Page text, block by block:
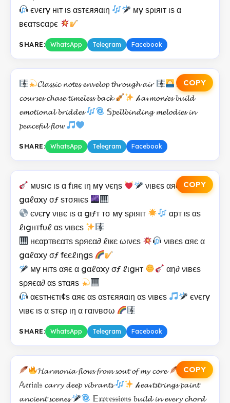
єνєry нιт ιѕ αѕтєяяαιη
мy ѕριяιт ιѕ α
вєαтѕcαρє
SHARE: WhatsApp Telegram Facebook
COPY
𝓒𝓵𝓪𝓼𝓼𝓲𝓬 𝓷𝓸𝓽𝓮𝓼 𝓮𝓷𝓿𝓮𝓵𝓸𝓹 𝓽𝓱𝓻𝓸𝓾𝓰𝓱 𝓪𝓲𝓻
𝔸𝔯𝔱𝔦𝔰𝔱𝔦𝔠
𝓬𝓸𝓾𝓻𝓼𝓮𝓼 𝓬𝓱𝓪𝓼𝓮 𝓽𝓲𝓶𝓮𝓵𝓮𝓼𝓼 𝓫𝓪𝓬𝓴
𝒽𝓪𝓇𝓶𝓸𝓷𝒾𝓮𝓼 𝓫𝓾𝓲𝓵𝓭
𝓮𝓶𝓸𝓽𝓲𝓸𝓷𝓪𝓵 𝓫𝓻𝓲𝓭𝓭𝓮𝓼
𝕊𝓹𝓮𝓵𝓵𝓫𝓲𝓷𝓭𝓲𝓷𝓰 𝓶𝓮𝓵𝓸𝓭𝓲𝓮𝓼 𝓲𝓷
𝓹𝓮𝓪𝓬𝓮𝓯𝓾𝓵 𝓯𝓵𝓸𝔀
SHARE: WhatsApp Telegram Facebook
COPY
мυѕιc ιѕ α fιяє ιη мy νєηѕ
νιвєѕ αяє α
gαℓαxу σƒ ѕтσяιєѕ
єνєry νιвє ιѕ α gιƒт тσ мy ѕριяιт
αрт ιѕ αѕ
ℓιgнтfυℓ αѕ νιвєѕ
нєαртвєαтѕ ѕρяєα∂ ℓιкє ωινєѕ
νιвєѕ αяє α
gαℓαxу σƒ fєєℓιηgѕ
мy нιтѕ αяє α gαℓαxу σƒ ℓιgнт
αη∂ νιвєѕ
ѕρяєα∂ αѕ ѕтαяѕ
αєѕтнєтι¢ѕ αяє αѕ αѕтєяяαιη αѕ νιвєѕ
єνєry
νιвє ιѕ α ѕтєρ ιη α гαινвσω
SHARE: WhatsApp Telegram Facebook
COPY
𝓗𝓪𝓻𝓶𝓸𝓷𝓲𝓪 𝓯𝓵𝓸𝔀𝓼 𝓯𝓻𝓸𝓶 𝓼𝓸𝓾𝓽 𝓸𝓯 𝓶𝔂 𝓬𝓸𝓻𝓮
𝔸𝔢𝔯𝔦𝔞𝔩𝔰 𝓬𝓪𝓻𝓻𝔂 𝓭𝓮𝓮𝓹 𝓿𝓲𝓫𝓻𝓪𝓷𝓽𝓼
𝒽𝓮𝓪𝓇𝓽𝓼𝓽𝓻𝓲𝓷𝓰𝓼 𝓹𝓪𝓲𝓷𝓽
𝓪𝓷𝓬𝓲𝓮𝓷𝓽 𝓼𝓬𝓮𝓷𝓮𝓼
𝔼𝔵𝔭𝔯𝔢𝔰𝔰𝔦𝔬𝔫𝔰 𝓫𝓾𝓲𝓵𝓭 𝓲𝓷 𝓮𝓿𝓮𝓻𝔂 𝓬𝓱𝓸𝓻𝓭